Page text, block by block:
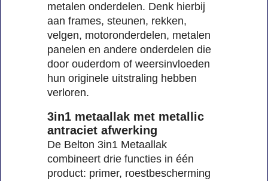
metalen onderdelen. Denk hierbij
aan frames, steunen, rekken,
velgen, motoronderdelen, metalen
panelen en andere onderdelen die
door ouderdom of weersinvloeden
hun originele uitstraling hebben
verloren.
3in1 metaallak met metallic
antraciet afwerking
De Belton 3in1 Metaallak
combineert drie functies in één
product: primer, roestbescherming